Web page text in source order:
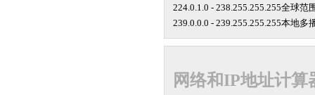
224.0.1.0 - 238.255.255.255全球
239.0.0.0 - 239.255.255.255本地多
网络和IP地址计算